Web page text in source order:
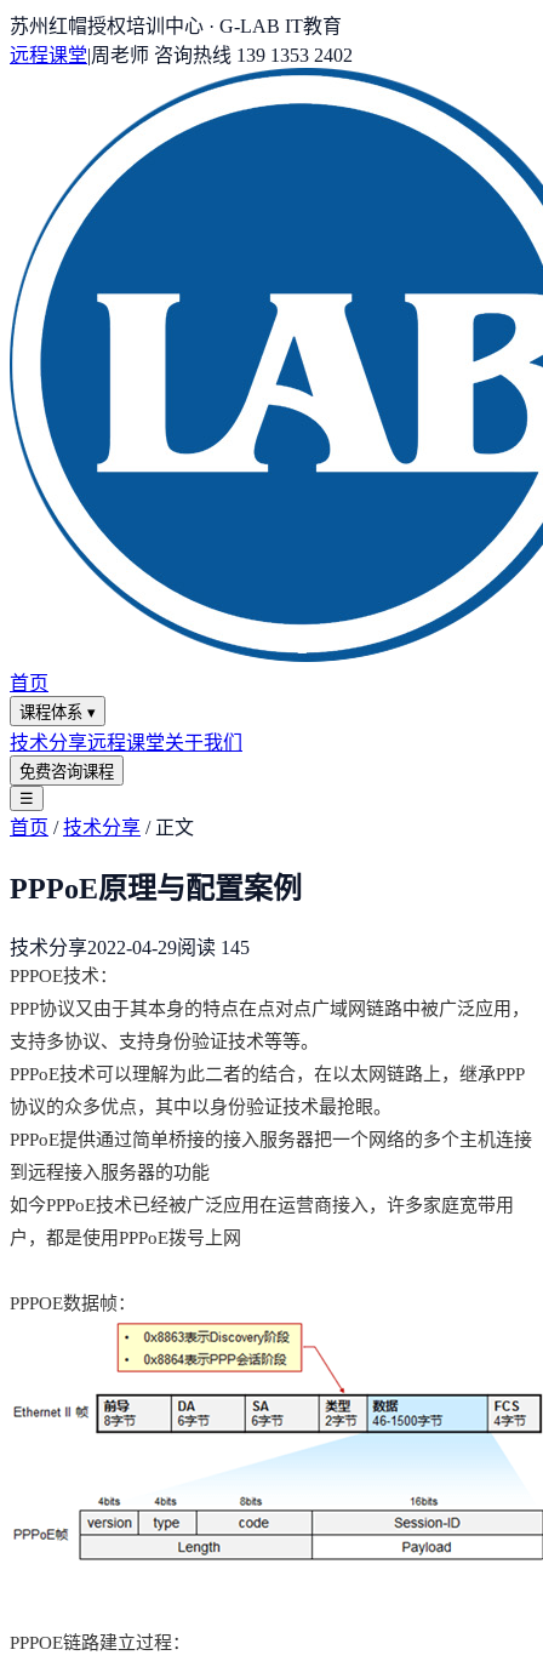
苏州红帽授权培训中心 · G-LAB IT教育
远程课堂|周老师 咨询热线 139 1353 2402
首页
课程体系 ▾
技术分享远程课堂关于我们
免费咨询课程
☰
首页 /技术分享 / 正文
PPPoE原理与配置案例
技术分享2022-04-29阅读 145
PPPOE技术：
PPP协议又由于其本身的特点在点对点广域网链路中被广泛应用，
支持多协议、支持身份验证技术等等。
PPPoE技术可以理解为此二者的结合，在以太网链路上，继承PPP
协议的众多优点，其中以身份验证技术最抢眼。
PPPoE提供通过简单桥接的接入服务器把一个网络的多个主机连接
到远程接入服务器的功能
如今PPPoE技术已经被广泛应用在运营商接入，许多家庭宽带用
户，都是使用PPPoE拨号上网
PPPOE数据帧：
PPPOE链路建立过程：